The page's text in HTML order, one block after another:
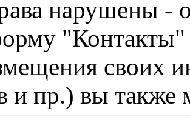
нарушены -
"Контакты"
своих
и пр.) вы также